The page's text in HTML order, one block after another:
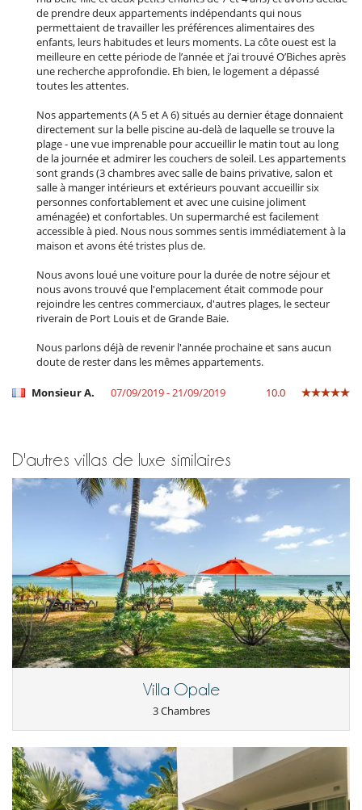
de prendre deux appartements indépendants qui nous
permettaient de travailler les préférences alimentaires des
enfants, leurs habitudes et leurs moments. La côte ouest est la
meilleure en cette période de l’année et j’ai trouvé O’Biches après
une recherche approfondie. Eh bien, le logement a dépassé
toutes les attentes.
Nos appartements (A 5 et A 6) situés au dernier étage donnaient
directement sur la belle piscine au-delà de laquelle se trouve la
plage - une vue imprenable pour accueillir le matin tout au long
de la journée et admirer les couchers de soleil. Les appartements
sont grands (3 chambres avec salle de bains privative, salon et
salle à manger intérieurs et extérieurs pouvant accueillir six
personnes confortablement et avec une cuisine joliment
aménagée) et confortables. Un supermarché est facilement
accessible à pied. Nous nous sommes sentis immédiatement à la
maison et avons été tristes plus de.
Nous avons loué une voiture pour la durée de notre séjour et
nous avons trouvé que l'emplacement était commode pour
rejoindre les centres commerciaux, d'autres plages, le secteur
riverain de Port Louis et de Grande Baie.
Nous parlons déjà de revenir l'année prochaine et sans aucun
doute de rester dans les mêmes appartements.
Monsieur A. 07/09/2019 - 21/09/2019 10.0
D'autres villas de luxe similaires
Villa Opale
3 Chambres